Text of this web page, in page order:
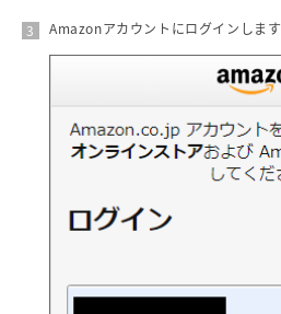
Amazonアカウントにログインします